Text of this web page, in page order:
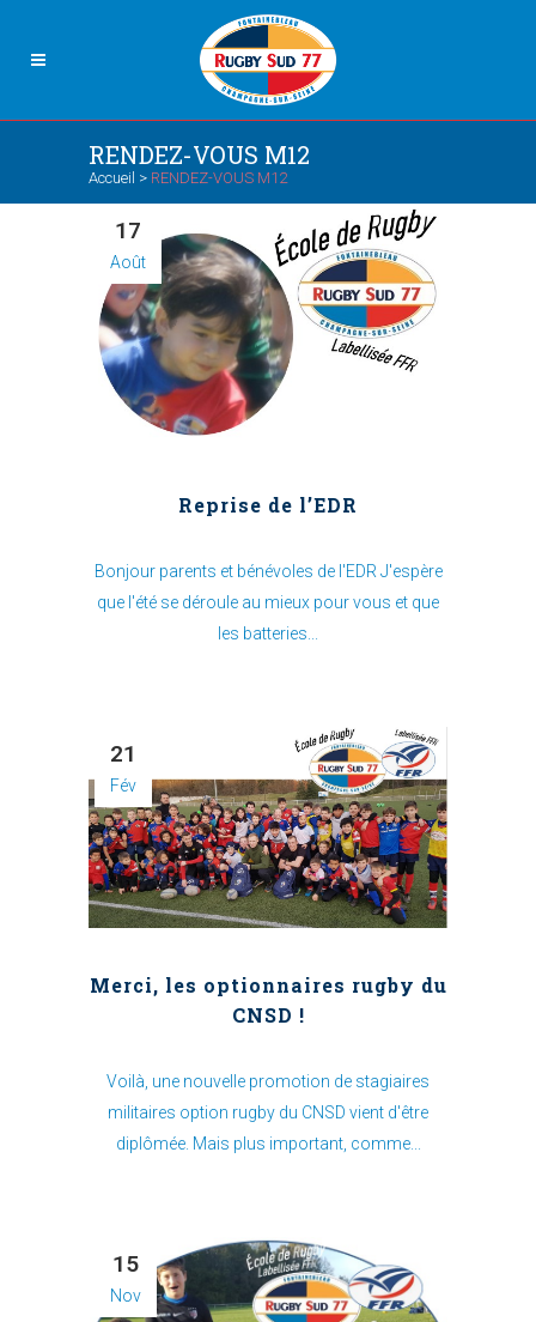
RENDEZ-VOUS M12
Accueil > RENDEZ-VOUS M12
17
Août
Reprise de l’EDR
Bonjour parents et bénévoles de l'EDR J'espère
que l'été se déroule au mieux pour vous et que
les batteries...
21
Fév
Merci, les optionnaires rugby du
CNSD !
Voilà, une nouvelle promotion de stagiaires
militaires option rugby du CNSD vient d'être
diplômée. Mais plus important, comme...
15
Nov